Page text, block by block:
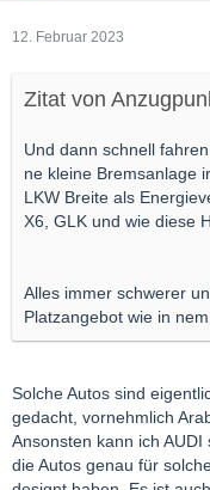
12. Februar 2023
Zitat von
Und dann schnell
ne kleine Bremsanlage
LKW Breite als
X6, GLK und wie diese
Alles immer schwerer
Platzangebot wie in
Solche Autos sind
gedacht, vornehmlich
Ansonsten kann ich
die Autos genau für